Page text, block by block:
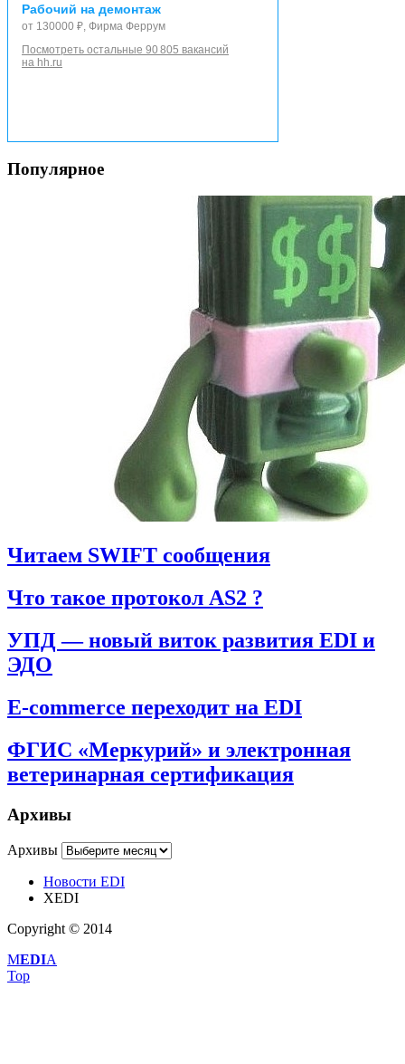
Рабочий на демонтаж
от 130000 ₽, Фирма Феррум
Посмотреть остальные 90 805 вакансий
на hh.ru
Популярное
Читаем SWIFT сообщения
Что такое протокол AS2 ?
УПД — новый виток развития EDI и
ЭДО
E-commerce переходит на EDI
ФГИС «Меркурий» и электронная
ветеринарная сертификация
Архивы
Архивы
Новости EDI
XEDI
Copyright © 2014
MEDIA
Top